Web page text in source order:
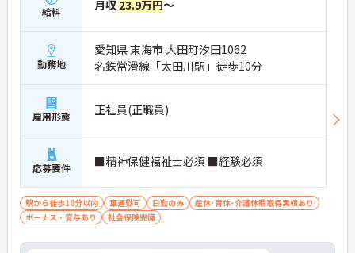
給料 月収 23.9万円～
勤務地
愛知県 東海市 大田町汐田1062
名鉄常滑線「太田川駅」徒歩10分
雇用形態 正社員(正職員)
応募要件 ■精神保健福祉士必須 ■経験必須
駅から徒歩10分以内 車通勤可 日勤のみ
産休･育休･介護休暇取得実績あり
ボーナス・賞与あり
社会保険完備